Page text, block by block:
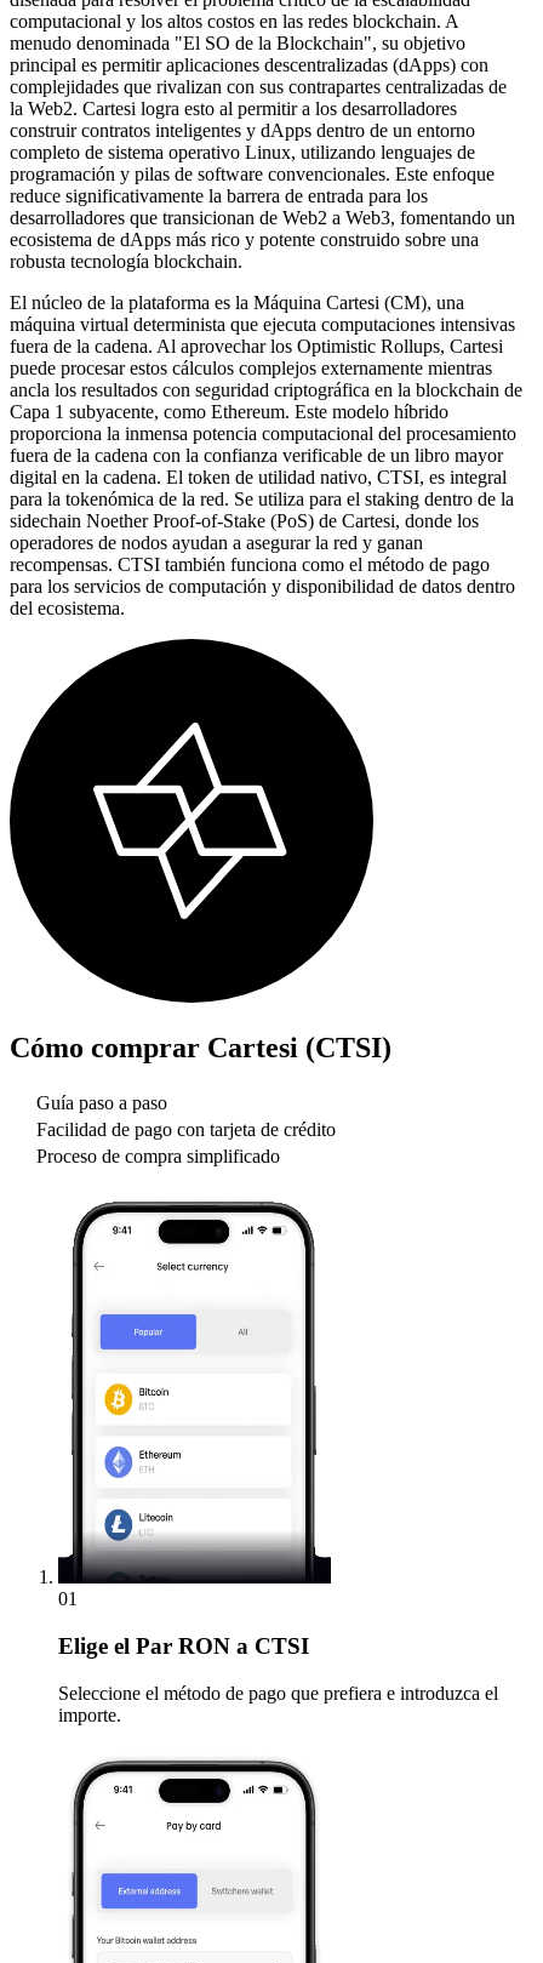
computacional y los altos costos en las redes blockchain. A
menudo denominada "El SO de la Blockchain", su objetivo
principal es permitir aplicaciones descentralizadas (dApps) con
complejidades que rivalizan con sus contrapartes centralizadas de
la Web2. Cartesi logra esto al permitir a los desarrolladores
construir contratos inteligentes y dApps dentro de un entorno
completo de sistema operativo Linux, utilizando lenguajes de
programación y pilas de software convencionales. Este enfoque
reduce significativamente la barrera de entrada para los
desarrolladores que transicionan de Web2 a Web3, fomentando un
ecosistema de dApps más rico y potente construido sobre una
robusta tecnología blockchain.
El núcleo de la plataforma es la Máquina Cartesi (CM), una
máquina virtual determinista que ejecuta computaciones intensivas
fuera de la cadena. Al aprovechar los Optimistic Rollups, Cartesi
puede procesar estos cálculos complejos externamente mientras
ancla los resultados con seguridad criptográfica en la blockchain de
Capa 1 subyacente, como Ethereum. Este modelo híbrido
proporciona la inmensa potencia computacional del procesamiento
fuera de la cadena con la confianza verificable de un libro mayor
digital en la cadena. El token de utilidad nativo, CTSI, es integral
para la tokenómica de la red. Se utiliza para el staking dentro de la
sidechain Noether Proof-of-Stake (PoS) de Cartesi, donde los
operadores de nodos ayudan a asegurar la red y ganan
recompensas. CTSI también funciona como el método de pago
para los servicios de computación y disponibilidad de datos dentro
del ecosistema.
Cómo comprar Cartesi (CTSI)
Guía paso a paso
Facilidad de pago con tarjeta de crédito
Proceso de compra simplificado
01
Elige el Par RON a CTSI
Seleccione el método de pago que prefiera e introduzca el
importe.